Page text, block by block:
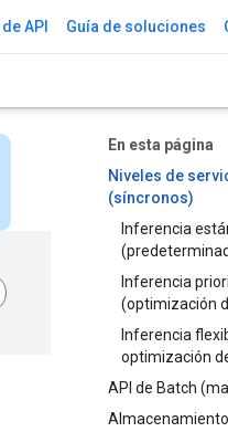
API Guía de soluciones
En esta página
Niveles de
(síncronos)
Inferencia
Inferencia
(optimización
Inferencia
optimización
API de Batch